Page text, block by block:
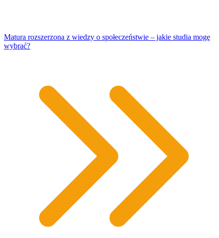
Matura rozszerzona z wiedzy o społeczeństwie – jakie studia mogę
wybrać?